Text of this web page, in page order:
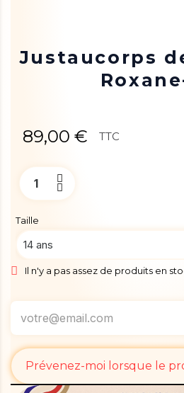
Justaucorps
89,00 € TTC
Taille
Il n'y a pas assez de produits en
Prévenez-moi lorsque le